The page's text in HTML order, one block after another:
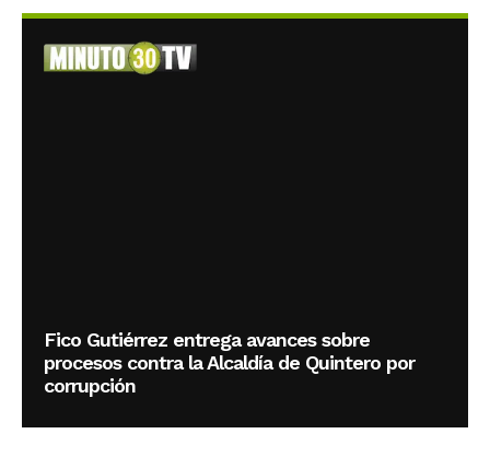
Fico Gutiérrez entrega avances sobre
procesos contra la Alcaldía de Quintero por
corrupción